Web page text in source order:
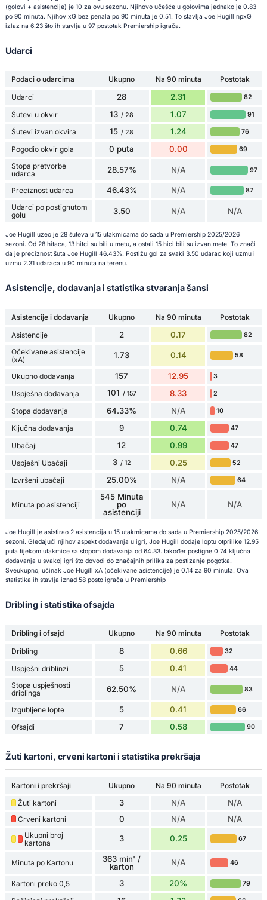
(golovi + asistencije) je 10 za ovu sezonu. Njihovo učešće u golovima jednako je 0.83
po 90 minuta. Njihov xG bez penala po 90 minuta je 0.51. To stavlja Joe Hugill npxG
izlaz na 6.23 što ih stavlja u 97 postotak Premiership igrača.
Udarci
Podaci o udarcima Ukupno Na 90 minuta
Postotak
Udarci
28 2.31 82
Šutevi u okvir 13 / 28 1.07 91
Šutevi izvan okvira 15 / 28 1.24 76
Pogodio okvir gola 0 puta 0.00 69
Stopa pretvorbe
udarca
28.57% N/A 97
Preciznost udarca 46.43% N/A 87
Udarci po postignutom
golu
3.50 N/A N/A
Joe Hugill uzeo je 28 šuteva u 15 utakmicama do sada u Premiership 2025/2026
sezoni. Od 28 hitaca, 13 hitci su bili u metu, a ostali 15 hici bili su izvan mete. To znači
da je preciznost šuta Joe Hugill 46.43%. Postižu gol za svaki 3.50 udarac koji uzmu i
uzmu 2.31 udaraca u 90 minuta na terenu.
Asistencije, dodavanja i statistika stvaranja šansi
Asistencije i dodavanja Ukupno Na 90 minuta
Postotak
Asistencije
2 0.17 82
Očekivane asistencije
(xA)
1.73 0.14 58
Ukupno dodavanja 157 12.95 3
Uspješna dodavanja 101 / 157 8.33 2
Stopa dodavanja 64.33% N/A 10
Ključna dodavanja 9 0.74 47
Ubačaji 12 0.99 47
Uspješni Ubačaji 3 / 12 0.25 52
Izvršeni ubačaji 25.00% N/A 64
Minuta po asistenciji
545 Minuta
po
asistenciji
N/A N/A
Joe Hugill je asistirao 2 asistencija u 15 utakmicama do sada u Premiership 2025/2026
sezoni. Gledajući njihov aspekt dodavanja u igri, Joe Hugill dodaje loptu otprilike 12.95
puta tijekom utakmice sa stopom dodavanja od 64.33. također postigne 0.74 ključna
dodavanja u svakoj igri što dovodi do značajnih prilika za postizanje pogotka.
Sveukupno, učinak Joe Hugill xA (očekivane asistencije) je 0.14 za 90 minuta. Ova
statistika ih stavlja iznad 58 posto igrača u Premiership
Dribling i statistika ofsajda
Dribling i ofsajd Ukupno Na 90 minuta
Postotak
Dribling
8 0.66 32
Uspješni driblinzi 5 0.41 44
Stopa uspješnosti
driblinga
62.50% N/A 83
Izgubljene lopte 5 0.41 66
Ofsajdi 7 0.58 90
Žuti kartoni, crveni kartoni i statistika prekršaja
Kartoni i prekršaji Ukupno Na 90 minuta
Postotak
Žuti kartoni
3 N/A N/A
Crveni kartoni 0 N/A N/A
Ukupni broj
kartona
3 0.25 67
Minuta po Kartonu
363 min' /
karton
N/A 46
Kartoni preko 0,5 3 20% 79